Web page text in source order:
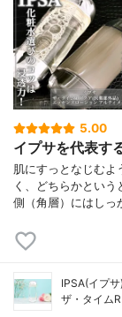
5.00
イプサを代表す
肌にすっとなじむよ
く、どちらかとい
側（角層）にはし
IPSA(イプサ)
ザ・タイム